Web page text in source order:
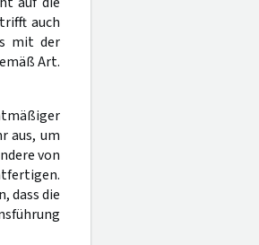
auch
mit der
Art.
aus, um
von
dass die